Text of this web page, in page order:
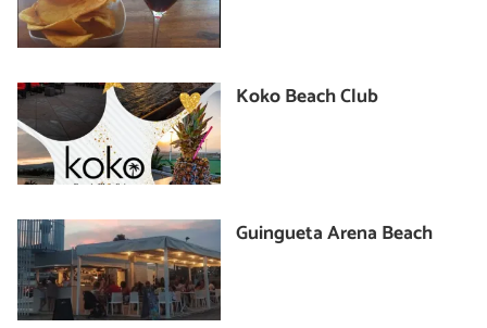
Koko Beach Club
Guingueta Arena Beach